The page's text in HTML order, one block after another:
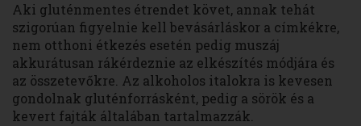
Aki gluténmentes étrendet követ, annak tehát
szigorúan figyelnie kell bevásárláskor a címkékre,
nem otthoni étkezés esetén pedig muszáj
akkurátusan rákérdeznie az elkészítés módjára és
az összetevőkre. Az alkoholos italokra is kevesen
gondolnak gluténforrásként, pedig a sörök és a
kevert fajták általában tartalmazzák.